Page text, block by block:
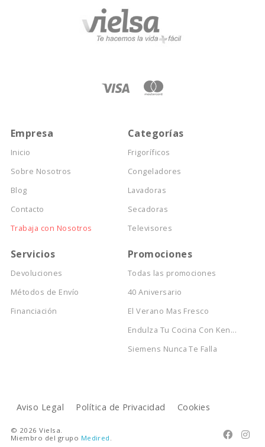
Empresa
Inicio
Sobre Nosotros
Blog
Contacto
Trabaja con Nosotros
Categorías
Frigoríficos
Congeladores
Lavadoras
Secadoras
Televisores
Servicios
Devoluciones
Métodos de Envío
Financiación
Promociones
Todas las promociones
40 Aniversario
El Verano Mas Fresco
Endulza Tu Cocina Con Ken...
Siemens Nunca Te Falla
Aviso Legal Política de Privacidad Cookies
 
© 2026 Vielsa.
Miembro del grupo Medired .